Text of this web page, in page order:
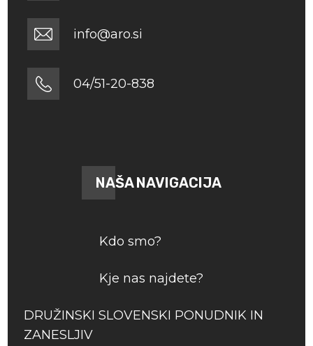
info@aro.si
04/51-20-838
NAŠA NAVIGACIJA
Kdo smo?
Kje nas najdete?
DRUŽINSKI SLOVENSKI PONUDNIK IN
ZANESLJIV